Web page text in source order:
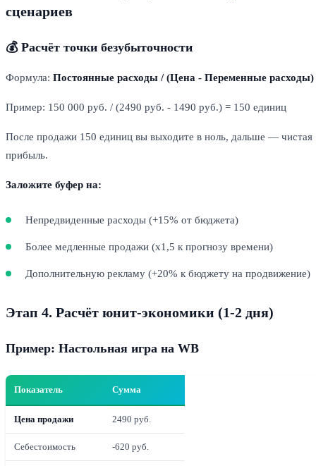
сценариев
💰 Расчёт точки безубыточности
Формула: Постоянные расходы / (Цена - Переменные расходы)
Пример: 150 000 руб. / (2490 руб. - 1490 руб.) = 150 единиц
После продажи 150 единиц вы выходите в ноль, дальше — чистая
прибыль.
Заложите буфер на:
Непредвиденные расходы (+15% от бюджета)
Более медленные продажи (x1,5 к прогнозу времени)
Дополнительную рекламу (+20% к бюджету на продвижение)
Этап 4. Расчёт юнит-экономики (1-2 дня)
Пример: Настольная игра на WB
Показатель Сумма
Цена продажи 2490 руб.
Себестоимость -620 руб.